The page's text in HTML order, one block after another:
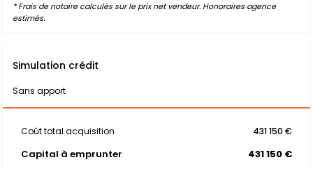
* Frais de notaire calculés sur le prix net vendeur. Honoraires agence
estimés.
Simulation crédit
Sans apport
Coût total acquisition 431 150 €
Capital à emprunter 431 150 €